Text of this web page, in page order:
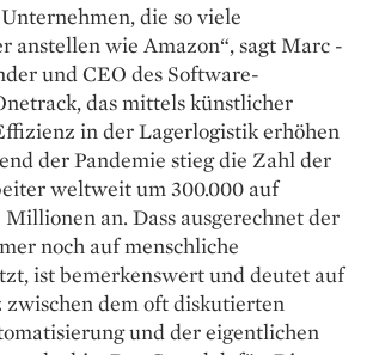
die so viele
anstellen wie Amazon“, sagt Marc
und CEO des Software­
das mittels künstlicher
in der Lagerlogistik erhöhen
der ­Pandemie stieg die Zahl der
weltweit um 300.000 auf
an. Dass ausgerechnet der
noch auf menschliche
ist bemerkenswert und deutet auf
zwischen dem oft diskutierten
und der eigentlichen